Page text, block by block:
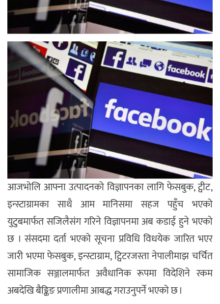
आजभोलि आफ्ना उत्पादनको विज्ञापनका लागि फेसबुक, ट्वीट,
इन्स्टाग्रामका साथै आम मानिसमा सहज पहुँच भएको
युटुबमार्फत सजिलैसंग गरिने विज्ञापनमा अब कडाई हुने भएको
छ । संसदमा दर्ता भएको सूचना प्रविधि विधयेक जारित भएर
जारी भएमा फेसबुक, इन्स्टाग्राम, ट्विटरजस्ता नेपालीमाझ चर्चित
सामाजिक सञ्जालमार्फत अवैधानिक रूपमा विदेशिने रकम
अबदेखि बैङ्किङ प्रणालीमा आबद्ध गराउनुपर्ने भएको छ ।